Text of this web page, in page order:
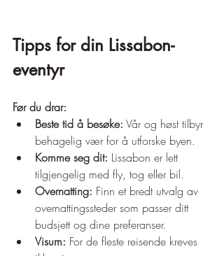
Tipps for din Lissabon-
eventyr
Før du drar:
Beste tid å besøke: Vår og høst tilbyr
behagelig vær for å utforske byen.
Komme seg dit: Lissabon er lett
tilgjengelig med fly, tog eller bil.
Overnatting: Finn et bredt utvalg av
overnattingssteder som passer ditt
budsjett og dine preferanser.
Visum: For de fleste reisende kreves